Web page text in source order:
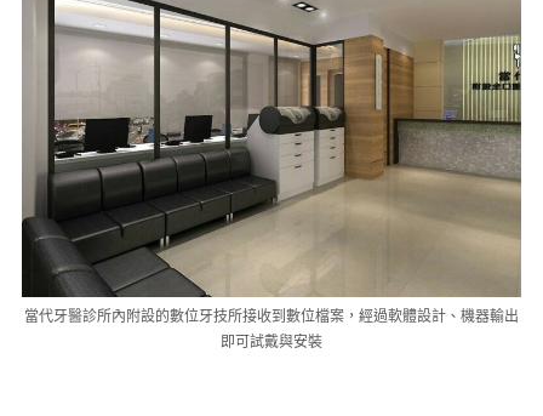
當代牙醫診所內附設的數位牙技所接收到數位檔案，經過軟體設計、機器輸出
即可試戴與安裝